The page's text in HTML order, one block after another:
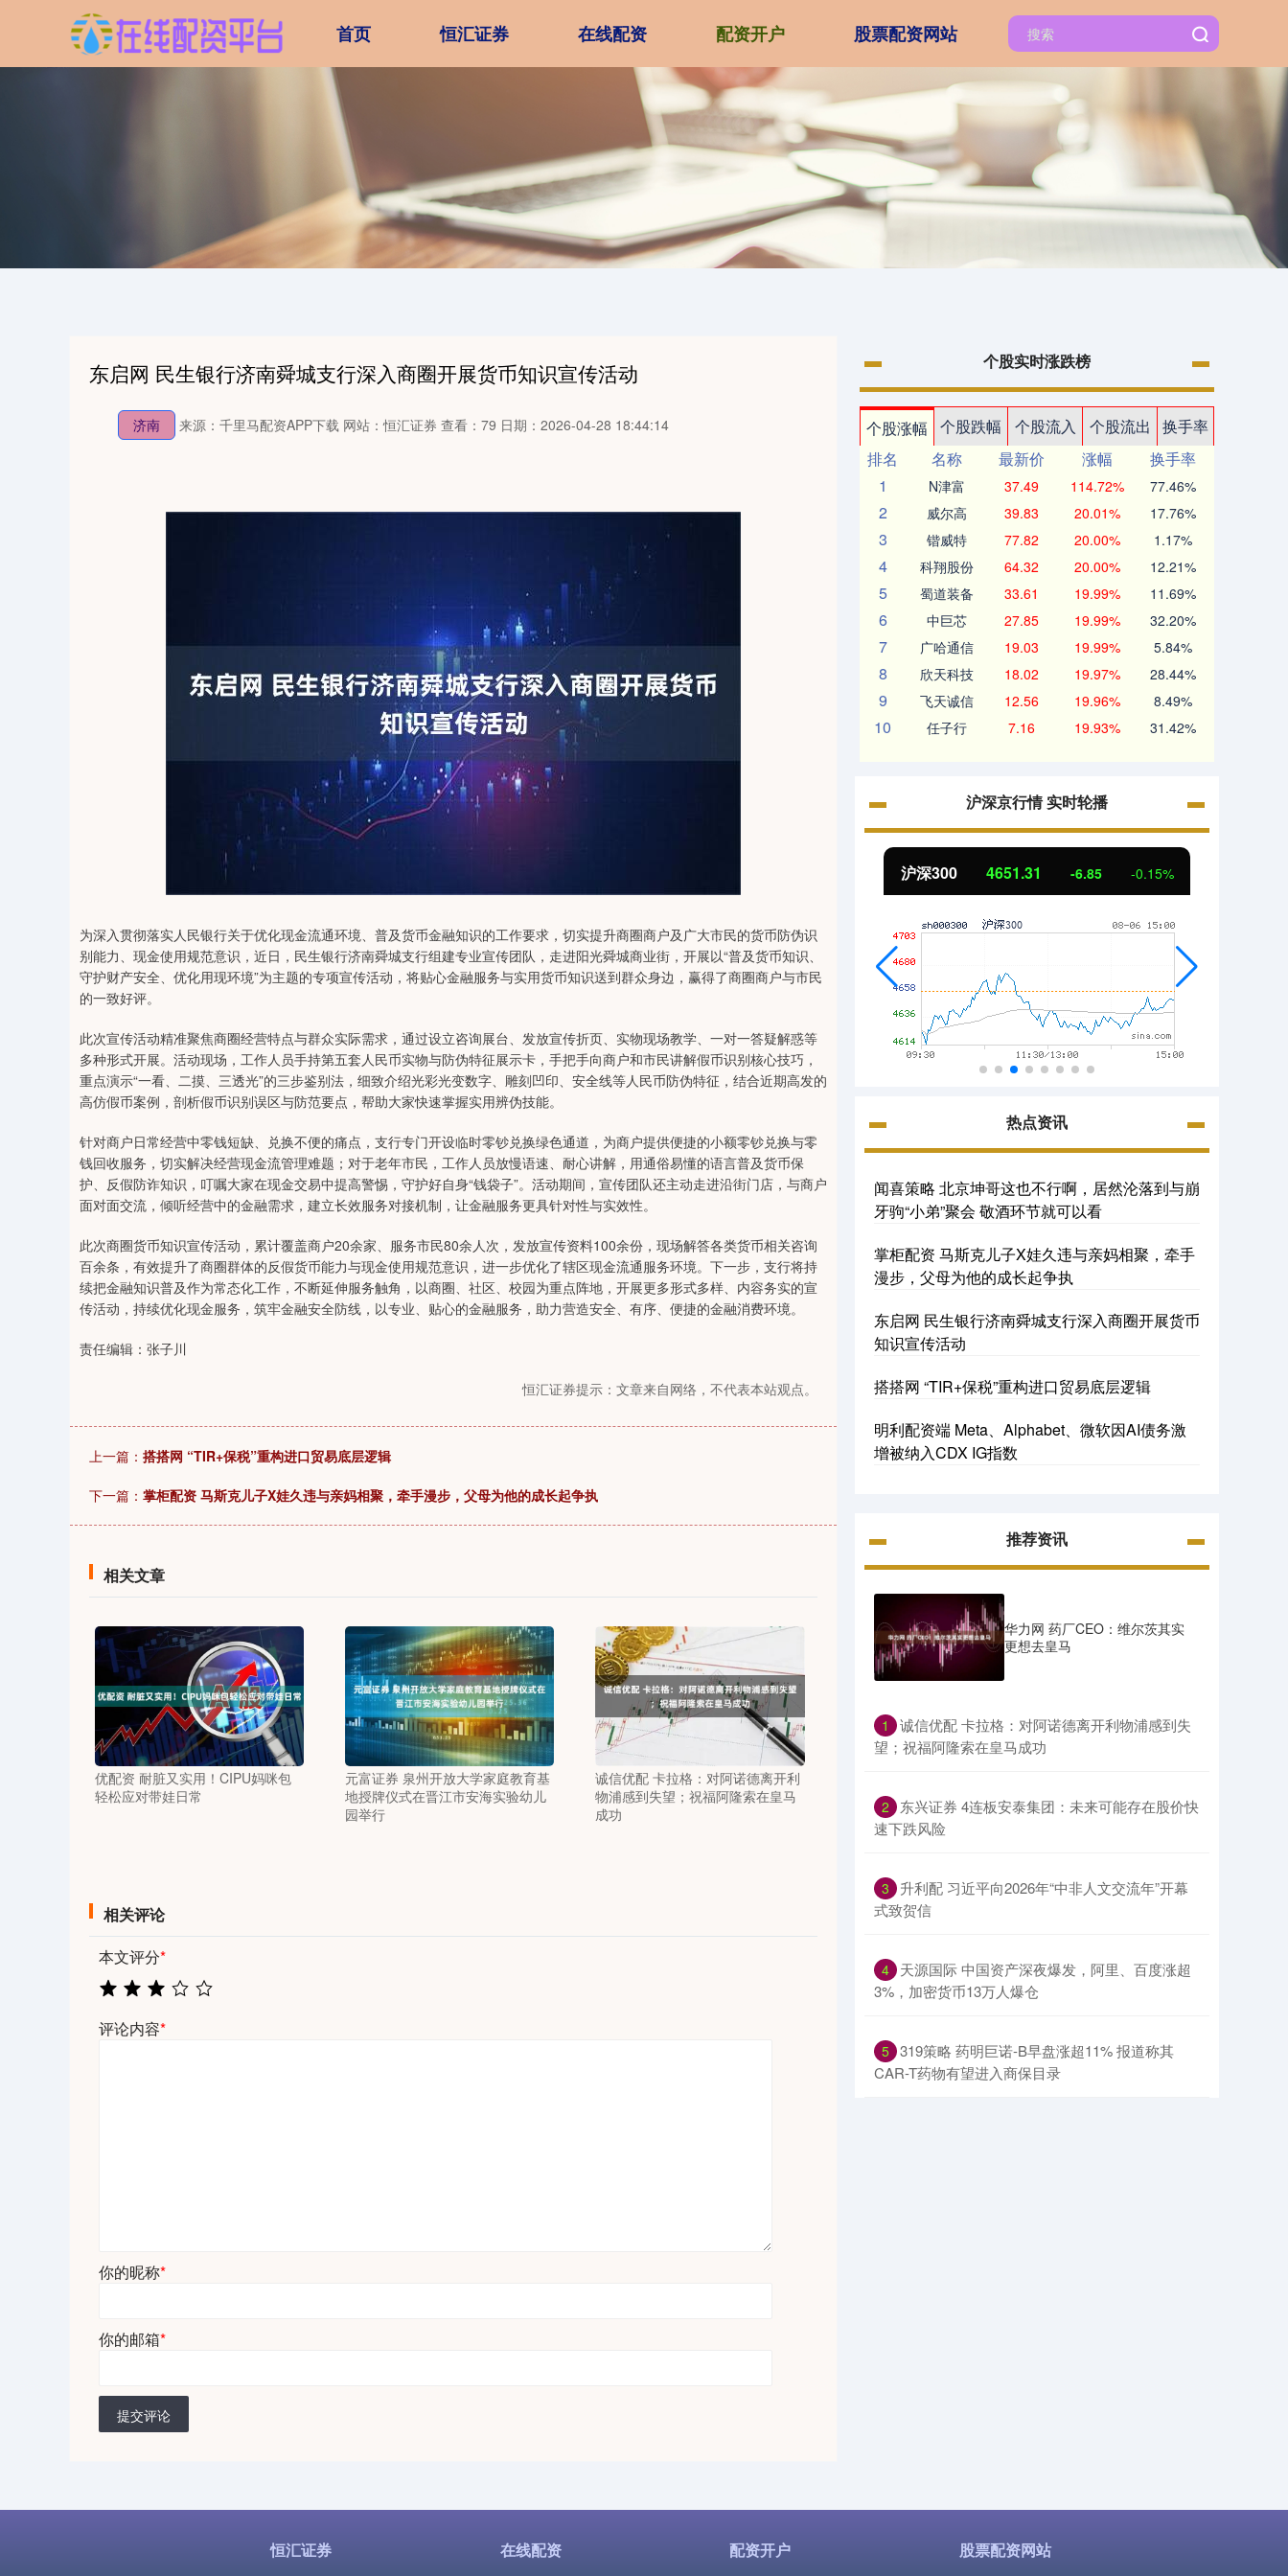
首页 恒汇证券 在线配资 配资开户 股票配资网站
东启网 民生银行济南舜城支行深入商圈开展货币知识宣传活动
济南 来源：千里马配资APP下载 网站：恒汇证券 查看：79 日期：2026-04-28 18:44:14
为深入贯彻落实人民银行关于优化现金流通环境、普及货币金融知识的工作要求，切实提升商圈商户及广大市民的货币防伪识
别能力、现金使用规范意识，近日，民生银行济南舜城支行组建专业宣传团队，走进阳光舜城商业街，开展以“普及货币知识、
守护财产安全、优化用现环境”为主题的专项宣传活动，将贴心金融服务与实用货币知识送到群众身边，赢得了商圈商户与市民
的一致好评。
此次宣传活动精准聚焦商圈经营特点与群众实际需求，通过设立咨询展台、发放宣传折页、实物现场教学、一对一答疑解惑等
多种形式开展。活动现场，工作人员手持第五套人民币实物与防伪特征展示卡，手把手向商户和市民讲解假币识别核心技巧，
重点演示“一看、二摸、三透光”的三步鉴别法，细致介绍光彩光变数字、雕刻凹印、安全线等人民币防伪特征，结合近期高发的
高仿假币案例，剖析假币识别误区与防范要点，帮助大家快速掌握实用辨伪技能。
针对商户日常经营中零钱短缺、兑换不便的痛点，支行专门开设临时零钞兑换绿色通道，为商户提供便捷的小额零钞兑换与零
钱回收服务，切实解决经营现金流管理难题；对于老年市民，工作人员放慢语速、耐心讲解，用通俗易懂的语言普及货币保
护、反假防诈知识，叮嘱大家在现金交易中提高警惕，守护好自身“钱袋子”。活动期间，宣传团队还主动走进沿街门店，与商户
面对面交流，倾听经营中的金融需求，建立长效服务对接机制，让金融服务更具针对性与实效性。
此次商圈货币知识宣传活动，累计覆盖商户20余家、服务市民80余人次，发放宣传资料100余份，现场解答各类货币相关咨询
百余条，有效提升了商圈群体的反假货币能力与现金使用规范意识，进一步优化了辖区现金流通服务环境。下一步，支行将持
续把金融知识普及作为常态化工作，不断延伸服务触角，以商圈、社区、校园为重点阵地，开展更多形式多样、内容务实的宣
传活动，持续优化现金服务，筑牢金融安全防线，以专业、贴心的金融服务，助力营造安全、有序、便捷的金融消费环境。
责任编辑：张子川
恒汇证券提示：文章来自网络，不代表本站观点。
上一篇： 搭搭网 “TIR+保税”重构进口贸易底层逻辑
下一篇： 掌柜配资 马斯克儿子X娃久违与亲妈相聚，牵手漫步，父母为他的成长起争执
相关文章
优配资 耐脏又实用！CIPU妈咪包
轻松应对带娃日常
元富证券 泉州开放大学家庭教育基
地授牌仪式在晋江市安海实验幼儿
园举行
诚信优配 卡拉格：对阿诺德离开利
物浦感到失望；祝福阿隆索在皇马
成功
相关评论
本文评分*
评论内容*
你的昵称*
你的邮箱*
提交评论
个股实时涨跌榜
个股涨幅 个股跌幅 个股流入 个股流出
换手率
排名
名称 最新价 涨幅
换手率
1
N津富 37.49 114.72% 77.46%
2 威尔高 39.83 20.01% 17.76%
3 锴威特 77.82 20.00% 1.17%
4 科翔股份 64.32 20.00% 12.21%
5 蜀道装备 33.61 19.99% 11.69%
6 中巨芯 27.85 19.99% 32.20%
7 广哈通信 19.03 19.99% 5.84%
8 欣天科技 18.02 19.97% 28.44%
9 飞天诚信 12.56 19.96% 8.49%
10 任子行 7.16 19.93% 31.42%
沪深京行情 实时轮播
深证成指 北证50 1122.88 3.42 0.30%
热点资讯
闻喜策略 北京坤哥这也不行啊，居然沦落到与崩
牙驹“小弟”聚会 敬酒环节就可以看
掌柜配资 马斯克儿子X娃久违与亲妈相聚，牵手
漫步，父母为他的成长起争执
东启网 民生银行济南舜城支行深入商圈开展货币
知识宣传活动
搭搭网 “TIR+保税”重构进口贸易底层逻辑
明利配资端 Meta、Alphabet、微软因AI债务激
增被纳入CDX IG指数
推荐资讯
华力网 药厂CEO：维尔茨其实
更想去皇马
1
​诚信优配 卡拉格：对阿诺德离开利物浦感到失
望；祝福阿隆索在皇马成功
2
​东兴证券 4连板安泰集团：未来可能存在股价快
速下跌风险
3
​升利配 习近平向2026年“中非人文交流年”开幕
式致贺信
4 ​天源国际 中国资产深夜爆发，阿里、百度涨超
3%，加密货币13万人爆仓
5 ​319策略 药明巨诺-B早盘涨超11% 报道称其
CAR-T药物有望进入商保目录
恒汇证券 在线配资 配资开户 股票配资网站